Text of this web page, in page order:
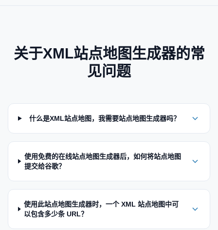
关于XML站点地图生成器的常
见问题
什么是XML站点地图，我需要站点地图生成器吗？
使用免费的在线站点地图生成器后，如何将站点地图
提交给谷歌？
使用此站点地图生成器时，一个 XML 站点地图中可
以包含多少条 URL？